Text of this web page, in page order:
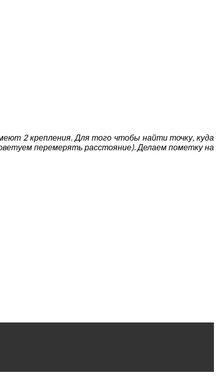
2 крепления. Для того чтобы найти точку, куда
перемерять расстояние). Делаем пометку на